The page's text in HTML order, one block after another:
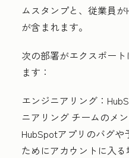
ムスタンプと、従業員
が含まれます。
次の部署がエクスポー
ます：
エンジニアリング：
ニアリング チームのメ
HubSpotアプリのバグや
ためにアカウントに入る